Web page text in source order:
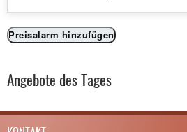
Preisalarm hinzufügen
Angebote des Tages